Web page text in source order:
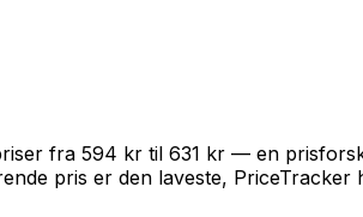
fra 594 kr til 631 kr — en
pris er den laveste,